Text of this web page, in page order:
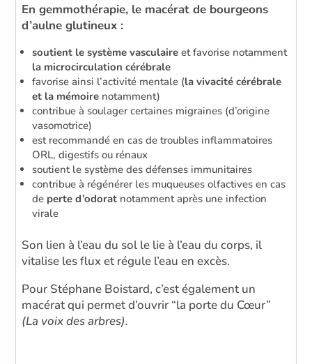
En gemmothérapie, le macérat de bourgeons
d’aulne glutineux :
soutient le système vasculaire et favorise notamment
la microcirculation cérébrale
favorise ainsi l’activité mentale (la vivacité cérébrale
et la mémoire notamment)
contribue à soulager certaines migraines (d’origine
vasomotrice)
est recommandé en cas de troubles inflammatoires
ORL, digestifs ou rénaux
soutient le système des défenses immunitaires
contribue à régénérer les muqueuses olfactives en cas
de perte d’odorat notamment après une infection
virale
Son lien à l’eau du sol le lie à l’eau du corps, il
vitalise les flux et régule l’eau en excès.
Pour Stéphane Boistard, c’est également un
macérat qui permet d’ouvrir “la porte du Cœur”
(La voix des arbres).